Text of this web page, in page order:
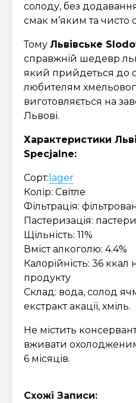
солоду, без
смак м’яким та чисто
Тому Львівське
справжній шедевр
який прийдеться до
любителям
виготовляється на
Львові.
Характеристики
Specjalne:
Сорт: lager
Колір: Світле
Фільтрація:
Пастеризація:
Щільність: 11%
Вміст алкоголю: 4.4%
Калорійність: 36 ккал
продукту
Склад: вода, солод
екстракт акації, хміль.
Не містить
вживати
6 місяців.
Схожі Записи: